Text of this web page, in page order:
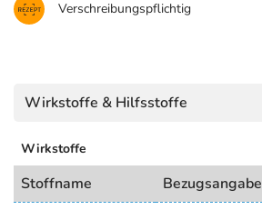
Verschreibungspflichtig
Wirkstoffe & Hilfsstoffe
Wirkstoffe
Stoffname Bezugsangabe